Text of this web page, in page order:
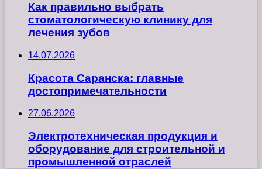
Как правильно выбрать
стоматологическую клинику для
лечения зубов
14.07.2026
Красота Саранска: главные
достопримечательности
27.06.2026
Электротехническая продукция и
оборудование для строительной и
промышленной отраслей